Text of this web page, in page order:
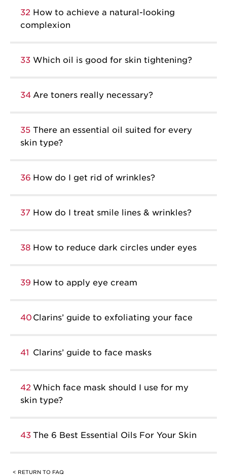
32 How to achieve a natural-looking
complexion
33 Which oil is good for skin tightening?
34 Are toners really necessary?
35 There an essential oil suited for every
skin type?
36 How do I get rid of wrinkles?
37 How do I treat smile lines & wrinkles?
38 How to reduce dark circles under eyes
39 How to apply eye cream
40 Clarins’ guide to exfoliating your face
41 Clarins’ guide to face masks
42 Which face mask should I use for my
skin type?
43 The 6 Best Essential Oils For Your Skin
< RETURN TO FAQ